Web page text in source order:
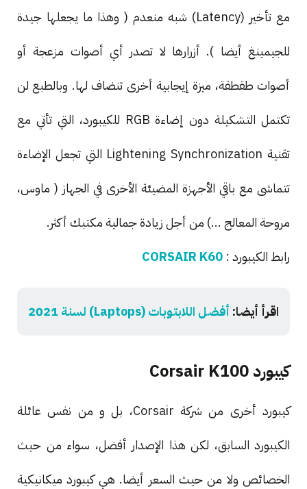
مع تأخير (Latency) شبه منعدم ( وهذا ما يجعلها جيدة
للجيمينغ أيضا ). أزرارها لا تصدر أي أصوات مزعجة أو
أصوات طقطقة، ميزة إيجابية أخرى تنضاف لها. وبالطبع لن
تكتمل التشكيلة دون إضاءة RGB للكيبورد، التي تأتي مع
تقنية Lightening Synchronization التي تجعل الإضاءة
تتماشى مع باقي الأجهزة المضيئة الأخرى في الجهاز ( ماوس،
مروحة المعالج ...) من أجل زيادة جمالية مكتبك أكثر.
رابط الكيبورد : CORSAIR K60
اقرأ أيضا: أفضل اللابتوبات (Laptops) لسنة 2021
كيبورد Corsair K100
كيبورد أخرى من شركة Corsair، بل و من نفس عائلة
الكيبورد السابق، لكن هذا الإصدار أفضل، سواء من حيث
الخصائص ولا من حيث السعر أيضا. هي كيبورد ميكانيكية